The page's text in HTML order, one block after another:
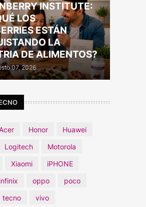
INSTITUTE:
LOS
ESTÁN
LA
DE ALIMENTOS?
07, 2026
Honor
Huawei
Logitech
Motorola
Xiaomi
iPHONE
infinix oppo
poco
tecno vivo